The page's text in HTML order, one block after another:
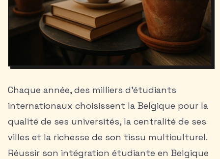
Chaque année, des milliers d’étudiants
internationaux choisissent la Belgique pour la
qualité de ses universités, la centralité de ses
villes et la richesse de son tissu multiculturel.
Réussir son intégration étudiante en Belgique